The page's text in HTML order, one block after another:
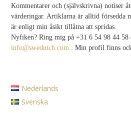
Kommentarer och (självskrivna) notiser
värderingar. Artiklarna är alltid försedda
är enligt min åsikt tillåtna att spridas.
Nyfiken? Ring mig på +31 6 54 98 44 58
info@swedutch.com . Min profil finns
Nederlands
Svenska